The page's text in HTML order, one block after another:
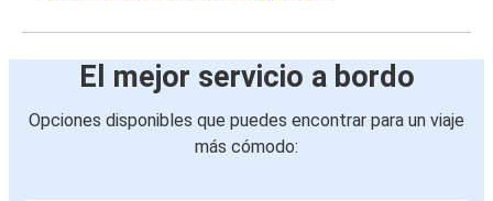
El mejor servicio a bordo
Opciones disponibles que puedes encontrar para un viaje
más cómodo: